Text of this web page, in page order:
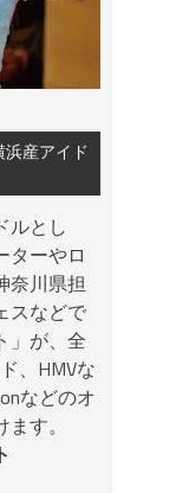
産アイド
ルとし
ターやロ
奈川県担
スなどで
」が、全
、HMVな
などのオ
す。